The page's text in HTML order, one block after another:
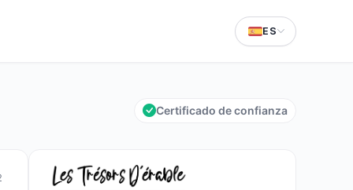
ES
Certificado de confianza